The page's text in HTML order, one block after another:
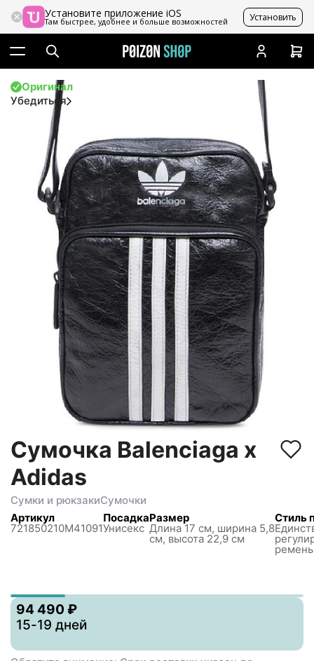
Установите приложение iOS
Там быстрее, удобнее и больше возможностей Установить
Оригинал
Убедиться
Сумочка Balenciaga x
Adidas
Сумки и рюкзакиСумочки
Артикул
721850210M41091
Посадка
Унисекс
Размер
Длина 17 см, ширина 5,8
см, высота 22,9 см
Стиль
ремень
94 490 ₽
15-19 дней